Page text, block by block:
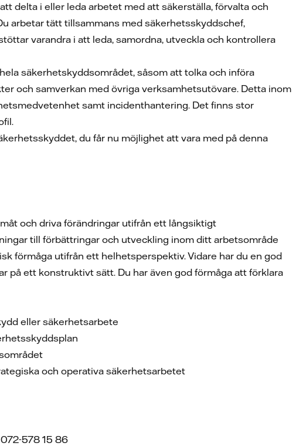
delta i eller leda arbetet med att säkerställa, förvalta och
arbetar tätt tillsammans med säkerhetsskyddschef,
varandra i att leda, samordna, utveckla och kontrollera
säkerhetskyddsområdet, såsom att tolka och införa
och samverkan med övriga verksamhetsutövare. Detta inom
samt incidenthantering. Det finns stor
du får nu möjlighet att vara med på denna
och driva förändringar utifrån ett långsiktigt
till förbättringar och utveckling inom ditt arbetsområde
förmåga utifrån ett helhetsperspektiv. Vidare har du en god
på ett konstruktivt sätt. Du har även god förmåga att förklara
eller säkerhetsarbete
och operativa säkerhetsarbetet
578 15 86